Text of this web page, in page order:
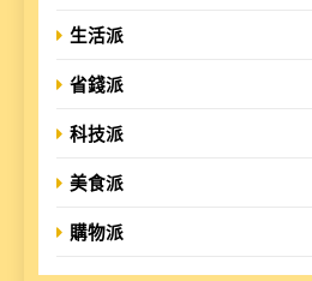
生活派
省錢派
科技派
美食派
購物派